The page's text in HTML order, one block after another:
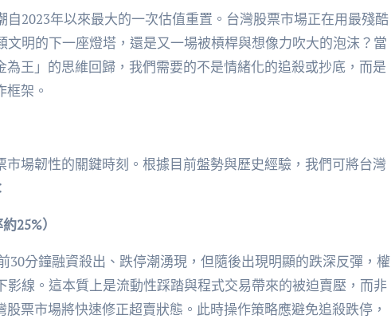
2023年以來最大的一次估值重置。台灣股票市場正在用最殘酷
明的下一座燈塔，還是又一場被槓桿與想像力吹大的泡沫？當
為王」的思維回歸，我們需要的不是情緒化的追殺或抄底，而是
架。
場韌性的關鍵時刻。根據目前盤勢與歷史經驗，我們可將台灣
25%）
30分鐘融資殺出、跌停潮湧現，但隨後出現明顯的跌深反彈，權
線。這本質上是流動性踩踏與程式交易帶來的被迫賣壓，而非
票市場將快速修正超賣狀態。此時操作策略應避免追殺跌停，